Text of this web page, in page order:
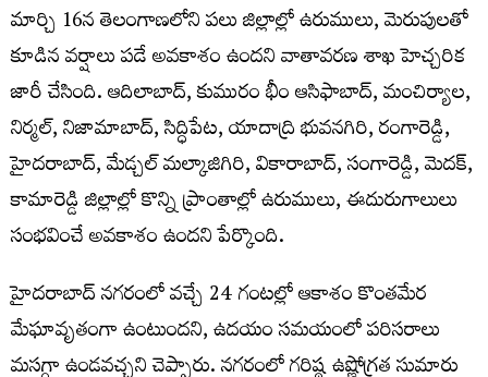
మార్చి 16న తెలంగాణలోని పలు జిల్లాల్లో ఉరుములు, మెరుపులతో
కూడిన వర్షాలు పడే అవకాశం ఉందని వాతావరణ శాఖ హెచ్చరిక
జారీ చేసింది. ఆదిలాబాద్, కుమురం భీం ఆసిఫాబాద్, మంచిర్యాల,
నిర్మల్, నిజామాబాద్, సిద్ధిపేట, యాదాద్రి భువనగిరి, రంగారెడ్డి,
హైదరాబాద్, మేడ్చల్ మల్కాజిగిరి, వికారాబాద్, సంగారెడ్డి, మెదక్,
కామారెడ్డి జిల్లాల్లో కొన్ని ప్రాంతాల్లో ఉరుములు, ఈదురుగాలులు
సంభవించే అవకాశం ఉందని పేర్కొంది.
హైదరాబాద్ నగరంలో వచ్చే 24 గంటల్లో ఆకాశం కొంతమేర
మేఘావృతంగా ఉంటుందని, ఉదయం సమయంలో పరిసరాలు